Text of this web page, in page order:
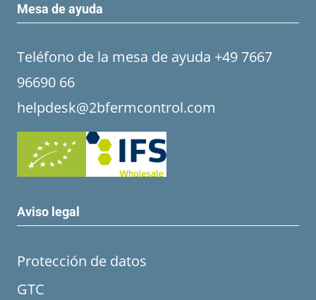
Mesa de ayuda
Teléfono de la mesa de ayuda +49 7667
96690 66
helpdesk@2bfermcontrol.com
Aviso legal
Protección de datos
GTC